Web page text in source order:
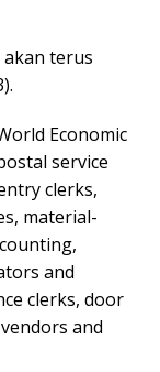
terus
Economic
service
clerks,
material-
and
clerks, door
and